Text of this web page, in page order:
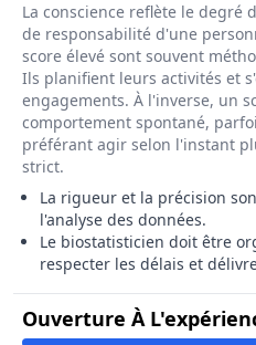
La conscience reflète le degré
de responsabilité d'une
score élevé sont souvent
Ils planifient leurs activités et
engagements. À l'inverse, un
comportement spontané,
préférant agir selon l'instant
strict.
La rigueur et la précision
l'analyse des données.
Le biostatisticien doit être
respecter les délais et
Ouverture À